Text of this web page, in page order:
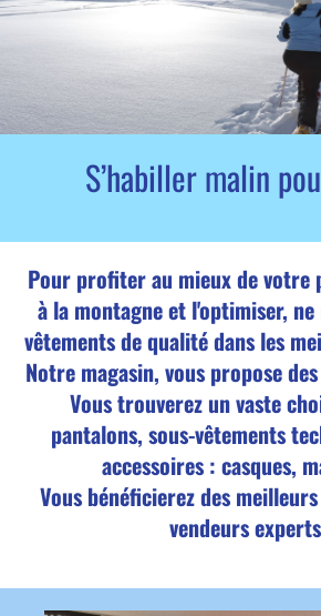
S’habiller malin
Pour profiter au mieux de votre
à la montagne et l'optimiser, ne
vêtements de qualité dans les
Notre magasin, vous propose
Vous trouverez un vaste
pantalons, sous-vêtements
accessoires : casques,
Vous bénéficierez des
vendeurs